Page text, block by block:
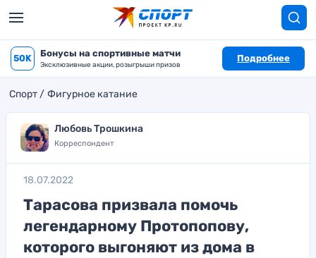
50K Бонусы на спортивные матчи
Эксклюзивные акции, розыгрыши призов
Подробнее
Спорт Фигурное катание
Любовь Трошкина
Корреспондент
18.07.2022
Тарасова призвала помочь
легендарному Протопопову,
которого выгоняют из дома в